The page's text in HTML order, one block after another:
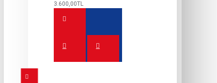
3.600,00TL